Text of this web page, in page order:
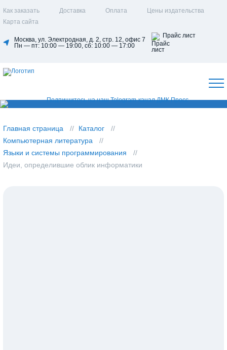
Как заказать Доставка Оплата
Цены издательства
Карта сайта
Москва, ул. Электродная, д. 2, стр. 12, офис 7
Пн — пт: 10:00 — 19:00, сб: 10:00 — 17:00
Прайс лист
Главная страница
Каталог
Компьютерная литература
Языки и системы программирования
Идеи, определившие облик информатики